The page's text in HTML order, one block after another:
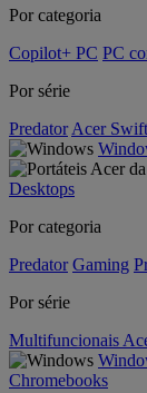
Por categoria
Copilot+ PC PC
Por série
Predator Acer Swift
Desktops
Por categoria
Predator Gaming
Por série
Multifuncionais
Chromebooks